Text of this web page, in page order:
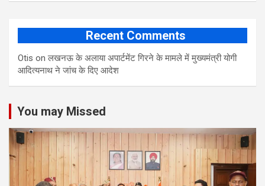
Recent Comments
Otis onलखनऊ के अलाया अपार्टमेंट गिरने के मामले में मुख्‍यमंत्री योगी
आद‍ित्‍यनाथ ने जांच के द‍िए आदेश
You may Missed